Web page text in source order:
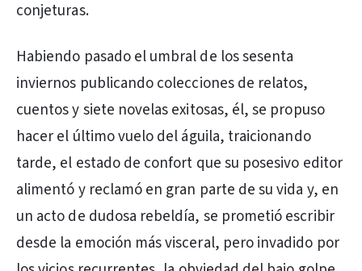
conjeturas.
Habiendo pasado el umbral de los sesenta
inviernos publicando colecciones de relatos,
cuentos y siete novelas exitosas, él, se propuso
hacer el último vuelo del águila, traicionando
tarde, el estado de confort que su posesivo editor
alimentó y reclamó en gran parte de su vida y, en
un acto de dudosa rebeldía, se prometió escribir
desde la emoción más visceral, pero invadido por